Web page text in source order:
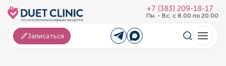
+7 (383) 209-18-17
Пн. - Вс. с 8.00 по 20.00
Записаться